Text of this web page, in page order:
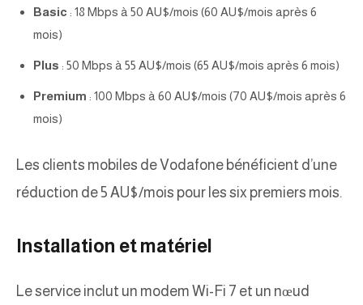
Basic : 18 Mbps à 50 AU$/mois (60 AU$/mois après 6
mois)
Plus : 50 Mbps à 55 AU$/mois (65 AU$/mois après 6 mois)
Premium : 100 Mbps à 60 AU$/mois (70 AU$/mois après 6
mois)
Les clients mobiles de Vodafone bénéficient d’une
réduction de 5 AU$/mois pour les six premiers mois.
Installation et matériel
Le service inclut un modem Wi-Fi 7 et un nœud